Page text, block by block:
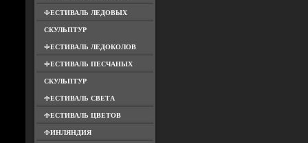
ФЕСТИВАЛЬ ЛЕДОВЫХ
СКУЛЬПТУР
ФЕСТИВАЛЬ ЛЕДОКОЛОВ
ФЕСТИВАЛЬ ПЕСЧАНЫХ
СКУЛЬПТУР
ФЕСТИВАЛЬ СВЕТА
ФЕСТИВАЛЬ ЦВЕТОВ
ФИНЛЯНДИЯ